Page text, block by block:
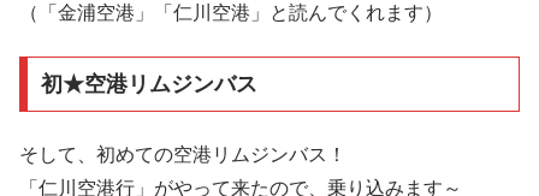
（「金浦空港」「仁川空港」と読んでくれます）
初★空港リムジンバス
そして、初めての空港リムジンバス！
「仁川空港行」がやって来たので、乗り込みます～